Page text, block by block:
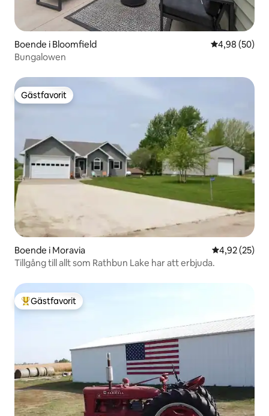
Boende i Bloomfield 4,98 av 5 i
4,98 (50)
Bungalowen
Gästfavorit
Gästfavorit
Boende i Moravia 4,92 av 5 i
4,92 (25)
Tillgång till allt som Rathbun Lake har att erbjuda.
Populär gästfavorit
Gästfavorit